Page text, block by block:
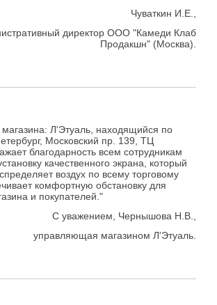
Чуваткин И.Е.,
директор ООО "Камеди Клаб
Продакшн" (Москва).
магазина: Л'Этуаль, находящийся по
Московский пр. 139, ТЦ
благодарность всем сотрудникам
качественного экрана, который
воздух по всему торговому
комфортную обстановку для
и покупателей."
С уважением, Чернышова Н.В.,
управляющая магазином Л'Этуаль.